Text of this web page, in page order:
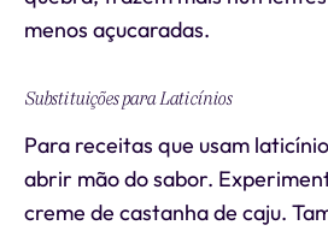
menos açucaradas.
Substituições para Laticínios
Para receitas que usam
abrir mão do sabor.
creme de castanha de caju.